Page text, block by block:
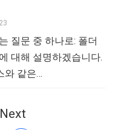
질문 중 하나로: 폴더
대해 설명하겠습니다.
와 같은…
Next